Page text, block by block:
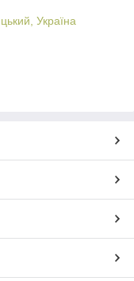
Україна